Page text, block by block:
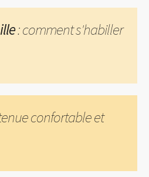
: comment s'habiller
confortable et